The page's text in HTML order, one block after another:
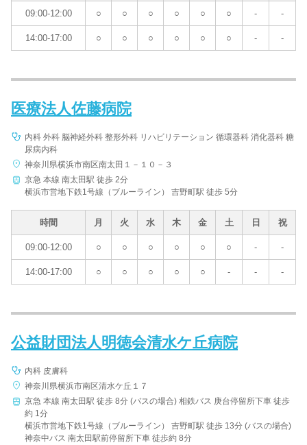
09:00-12:00 ○ ○ ○ ○ ○ ○ - -
14:00-17:00 ○ ○ ○ ○ ○ ○ - -
医療法人佐藤病院
内科 外科 脳神経外科 整形外科 リハビリテーション 循環器科 消化器科 糖
尿病内科
神奈川県横浜市南区南太田１－１０－３
京急 本線 南太田駅 徒歩 2分
横浜市営地下鉄1号線（ブルーライン） 吉野町駅 徒歩 5分
時間 月 火 水 木 金 土 日 祝
09:00-12:00 ○ ○ ○ ○ ○ ○ - -
14:00-17:00 ○ ○ ○ ○ ○ - - -
公益財団法人明徳会清水ケ丘病院
内科 皮膚科
神奈川県横浜市南区清水ケ丘１７
京急 本線 南太田駅 徒歩 8分 (バスの場合) 相鉄バス 庚台停留所下車 徒歩
約 1分
横浜市営地下鉄1号線（ブルーライン） 吉野町駅 徒歩 13分 (バスの場合)
神奈中バス 南太田駅前停留所下車 徒歩約 8分